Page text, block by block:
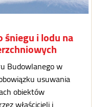
śniegu i lodu na
Budowlanego w
usuwania
obiektów